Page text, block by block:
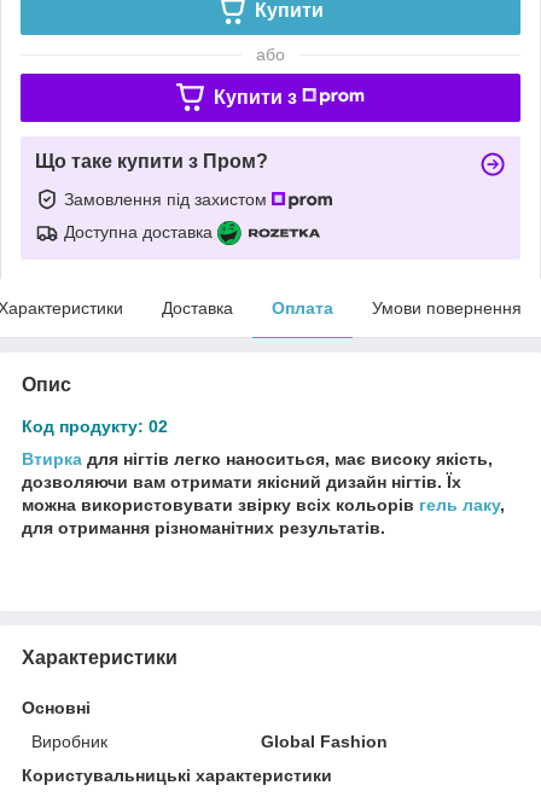
Купити
або
Купити з
Що таке купити з Пром?
Замовлення під захистом
Доступна доставка
Доставка Оплата Умови повернення
Опис
Код продукту: 02
Втирка для нігтів легко наноситься, має високу якість,
дозволяючи вам отримати якісний дизайн нігтів. Їх
можна використовувати звірку всіх кольорів гель лаку,
для отримання різноманітних результатів.
Характеристики
Основні
Виробник
Global Fashion
Користувальницькі характеристики